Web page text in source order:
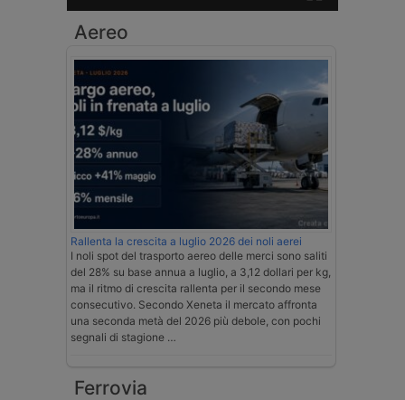
Aereo
Rallenta la crescita a luglio 2026 dei noli aerei
I noli spot del trasporto aereo delle merci sono saliti
del 28% su base annua a luglio, a 3,12 dollari per kg,
ma il ritmo di crescita rallenta per il secondo mese
consecutivo. Secondo Xeneta il mercato affronta
una seconda metà del 2026 più debole, con pochi
segnali di stagione …
Ferrovia